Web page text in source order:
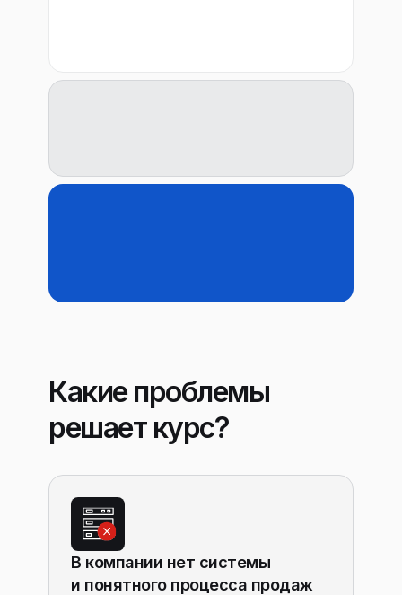
Какие проблемы
решает курс?
В компании нет системы
и понятного процесса продаж